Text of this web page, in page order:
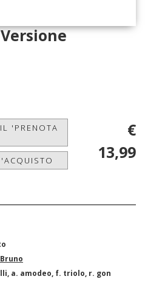
'PRENOTA
€
13,99
a. amodeo, f. triolo, r. gon